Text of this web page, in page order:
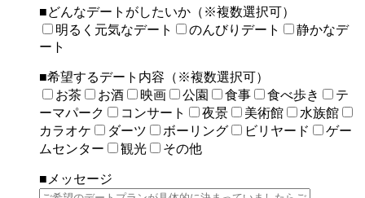
■どんなデートがしたいか（※複数選択可）
明るく元気なデート
のんびりデート
静かなデ
ート
■希望するデート内容（※複数選択可）
お茶
お酒 映画 公園 食事 食べ歩き
テ
ーマパーク
コンサート 夜景 美術館
水族館
カラオケ
ダーツ ボーリング ビリヤード
ゲー
ムセンター
観光 その他
■メッセージ